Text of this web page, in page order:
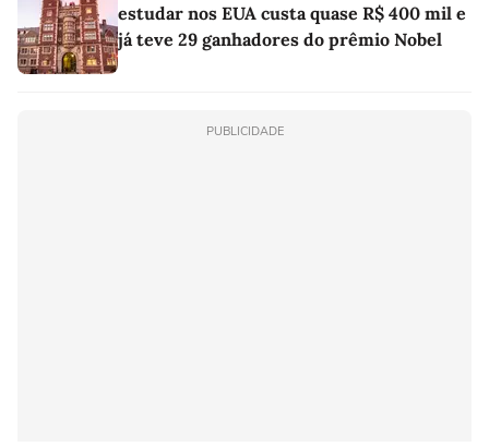
estudar nos EUA custa quase R$ 400 mil e
já teve 29 ganhadores do prêmio Nobel
PUBLICIDADE